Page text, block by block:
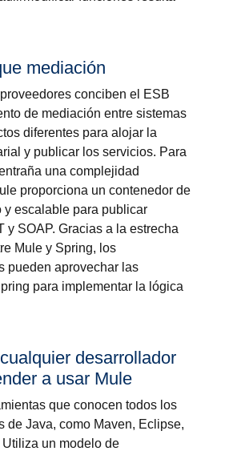
mediación
conciben el ESB
de mediación entre sistemas
diferentes para alojar la
y publicar los servicios. Para
una complejidad
proporciona un contenedor de
y escalable para publicar
y SOAP. Gracias a la estrecha
Mule y Spring, los
pueden aprovechar las
para implementar la lógica
desarrollador
a usar Mule
que conocen todos los
de Java, como Maven, Eclipse,
un modelo de